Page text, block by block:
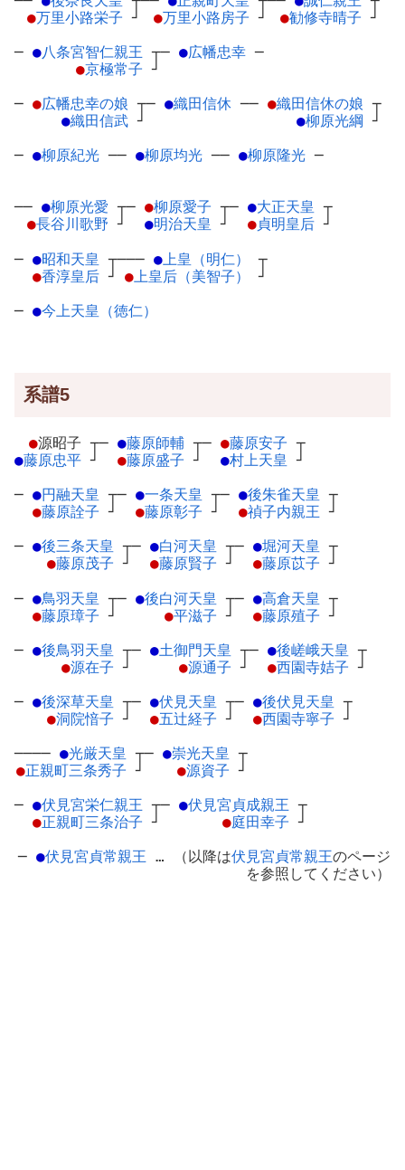
●万里小路栄子 ┘
●万里小路房子 ┘
●勧修寺晴子 ┘
─ ●八条宮智仁親王 ┬
●京極常子 ┘
─ ●広幡忠幸 ─
─ ●広幡忠幸の娘 ┬
●織田信武 ┘
─ ●織田信休 ── ●織田信休の娘 ┬
●柳原光綱 ┘
─ ●柳原紀光 ── ●柳原均光 ── ●柳原隆光 ─
── ●柳原光愛 ┬
●長谷川歌野 ┘
─ ●柳原愛子 ┬
●明治天皇 ┘
─ ●大正天皇 ┬
●貞明皇后 ┘
─ ●昭和天皇 ┬
●香淳皇后 ┘
─── ● 上皇（明仁）
┬
● 上皇后（美智子） ┘
─ ●今上天皇（徳仁）
系譜5
●源昭子 ┬
●藤原忠平 ┘
─ ●藤原師輔 ┬
●藤原盛子 ┘
─ ●藤原安子 ┬
●村上天皇 ┘
─ ●円融天皇 ┬
●藤原詮子 ┘
─ ●一条天皇 ┬
●藤原彰子 ┘
─ ●後朱雀天皇 ┬
●禎子内親王 ┘
─ ●後三条天皇 ┬
●藤原茂子 ┘
─ ●白河天皇 ┬
●藤原賢子 ┘
─ ●堀河天皇 ┬
●藤原苡子 ┘
─ ●鳥羽天皇 ┬
●藤原璋子 ┘
─ ●後白河天皇 ┬
●平滋子 ┘
─ ●高倉天皇 ┬
●藤原殖子 ┘
─ ●後鳥羽天皇 ┬
●源在子 ┘
─ ●土御門天皇 ┬
●源通子 ┘
─ ●後嵯峨天皇 ┬
●西園寺姞子 ┘
─ ●後深草天皇 ┬
●洞院愔子 ┘
─ ●伏見天皇 ┬
●五辻経子 ┘
─ ●後伏見天皇 ┬
●西園寺寧子 ┘
──── ●光厳天皇 ┬
●正親町三条秀子 ┘
─ ●崇光天皇 ┬
●源資子 ┘
─ ●伏見宮栄仁親王 ┬
●正親町三条治子 ┘
─ ●伏見宮貞成親王 ┬
●庭田幸子 ┘
─ ●伏見宮貞常親王 … （以降は伏見宮貞常親王のページ
を参照してください）